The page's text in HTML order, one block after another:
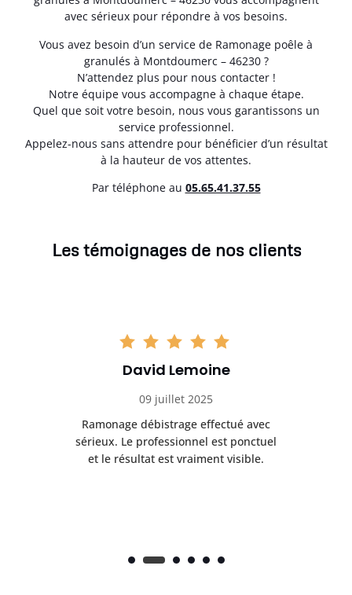
avec sérieux pour répondre à vos besoins.
Vous avez besoin d’un service de Ramonage poêle à
granulés à Montdoumerc – 46230 ?
N’attendez plus pour nous contacter !
Notre équipe vous accompagne à chaque étape.
Quel que soit votre besoin, nous vous garantissons un
service professionnel.
Appelez-nous sans attendre pour bénéficier d’un résultat
à la hauteur de vos attentes.
Par téléphone au 05.65.41.37.55
Les témoignages de nos clients
David Lemoine
09 juillet 2025
Ramonage débistrage effectué avec
sérieux. Le professionnel est ponctuel
et le résultat est vraiment visible.